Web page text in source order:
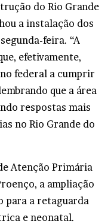
do Rio Grande
a instalação dos
feira. “A
efetivamente,
federal a cumprir
que a área
respostas mais
no Rio Grande do
Atenção Primária
a ampliação
para a retaguarda
e neonatal.